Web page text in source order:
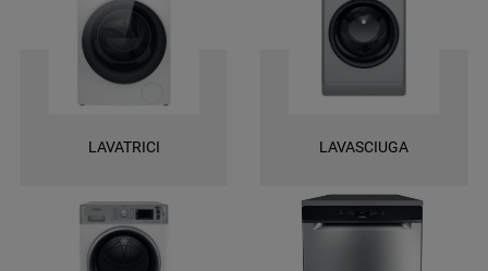
una garanzia di 2 anni su tutti i ricambi e la certezza di ottenere le
massime prestazioni.
LAVATRICI LAVASCIUGA